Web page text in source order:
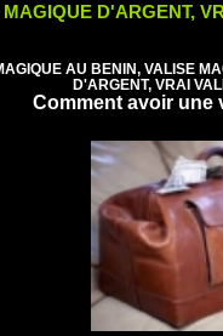
D'ARGENT,
AU BENIN, VALISE
D'ARGENT, VRAI
Comment avoir une